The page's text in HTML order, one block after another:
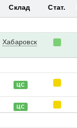
Склад Стат.
Хабаровск
ЦС
ЦС